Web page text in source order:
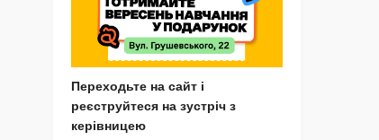
Переходьте на сайт і
реєструйтеся на зустріч з
керівницею